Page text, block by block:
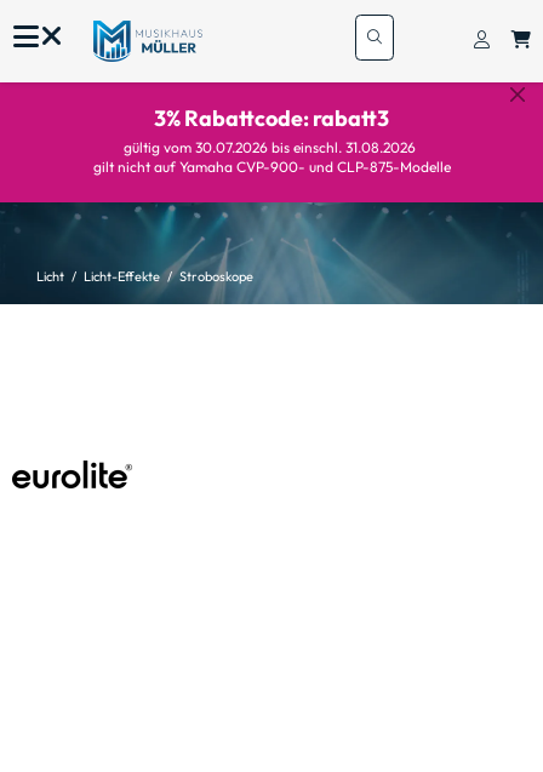
3% Rabattcode: rabatt3
gültig vom 30.07.2026 bis einschl. 31.08.2026
gilt nicht auf Yamaha CVP-900- und CLP-875-Modelle
Licht Licht-Effekte Stroboskope